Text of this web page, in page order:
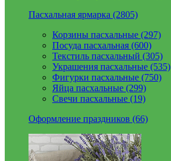
Пасхальная ярмарка (2805)
Корзины пасхальные (297)
Посуда пасхальная (600)
Текстиль пасхальный (305)
Украшения пасхальные (535)
Фигурки пасхальные (750)
Яйца пасхальные (299)
Свечи пасхальные (19)
Оформление праздников (66)